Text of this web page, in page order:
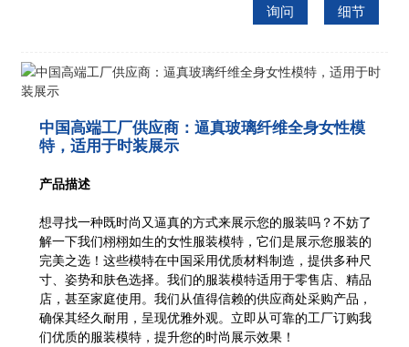
询问 细节
中国高端工厂供应商：逼真玻璃纤维全身女性模
特，适用于时装展示
产品描述
想寻找一种既时尚又逼真的方式来展示您的服装吗？不妨了
解一下我们栩栩如生的女性服装模特，它们是展示您服装的
完美之选！这些模特在中国采用优质材料制造，提供多种尺
寸、姿势和肤色选择。我们的服装模特适用于零售店、精品
店，甚至家庭使用。我们从值得信赖的供应商处采购产品，
确保其经久耐用，呈现优雅外观。立即从可靠的工厂订购我
们优质的服装模特，提升您的时尚展示效果！